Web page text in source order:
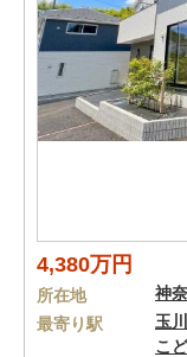
4,380万円
所在地 神
最寄り駅
玉
こ